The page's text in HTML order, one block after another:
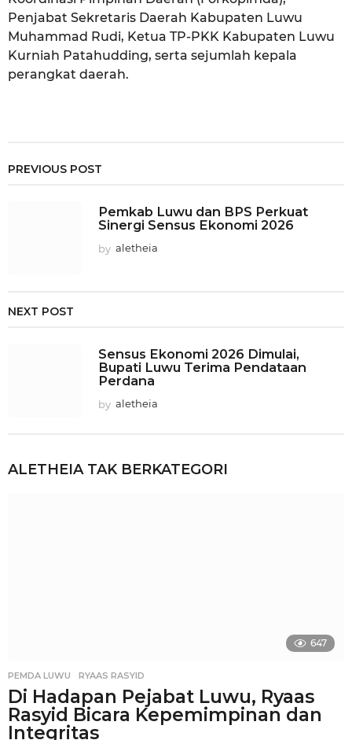
Penjabat Sekretaris Daerah Kabupaten Luwu
Muhammad Rudi, Ketua TP-PKK Kabupaten Luwu
Kurniah Patahudding, serta sejumlah kepala
perangkat daerah.
PREVIOUS POST
Pemkab Luwu dan BPS Perkuat
Sinergi Sensus Ekonomi 2026
by aletheia
NEXT POST
Sensus Ekonomi 2026 Dimulai,
Bupati Luwu Terima Pendataan
Perdana
by aletheia
ALETHEIA TAK BERKATEGORI
647
PEMDA LUWU ,RYAAS RASYID
Di Hadapan Pejabat Luwu, Ryaas
Rasyid Bicara Kepemimpinan dan
Integritas